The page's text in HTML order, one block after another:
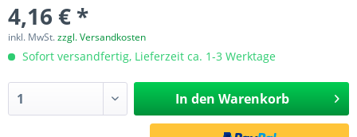
4,16 € *
inkl. MwSt.zzgl. Versandkosten
Sofort versandfertig, Lieferzeit ca. 1-3 Werktage
In den Warenkorb